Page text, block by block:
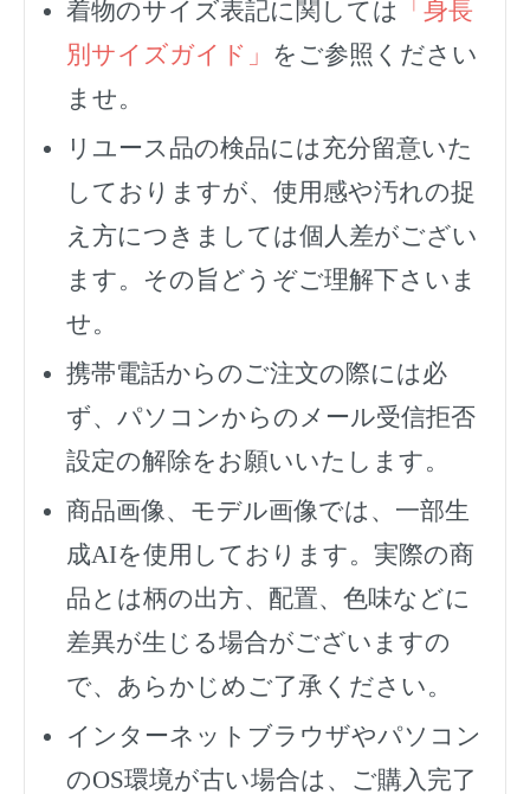
着物のサイズ表記に関しては
「身長
別サイズガイド」 をご参照ください
ませ。
リユース品の検品には充分留意いた
しておりますが、使用感や汚れの捉
え方につきましては個人差がござい
ます。その旨どうぞご理解下さいま
せ。
携帯電話からのご注文の際には必
ず、 パソコンからのメール受信拒否
設定の解除をお願いいたします。
商品画像、モデル画像では、一部生
成AIを使用しております。実際の商
品とは柄の出方、配置、色味などに
差異が生じる場合がございますの
で、あらかじめご了承ください。
インターネットブラウザやパソコン
のOS環境が古い場合は、ご購入完了